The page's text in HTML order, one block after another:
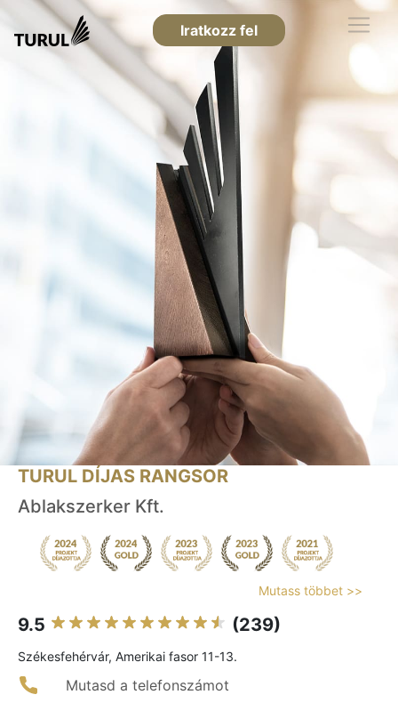
Iratkozz fel
TURUL DÍJAS RANGSOR
Ablakszerker Kft.
Mutass többet >>
9.5 (239)
Székesfehérvár, Amerikai fasor 11-13.
Mutasd a telefonszámot